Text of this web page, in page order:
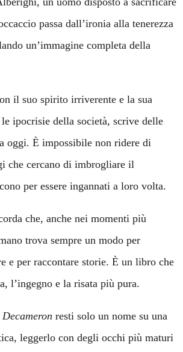
passa dall’ironia alla tenerezza
un’immagine completa della
il suo spirito irriverente e la sua
ipocrisie della società, scrive delle
oggi. È impossibile non ridere di
che cercano di imbrogliare il
per essere ingannati a loro volta.
che, anche nei momenti più
trova sempre un modo per
e per raccontare storie. È un libro che
l’ingegno e la risata più pura.
Decameron resti solo un nome su una
leggerlo con degli occhi più maturi